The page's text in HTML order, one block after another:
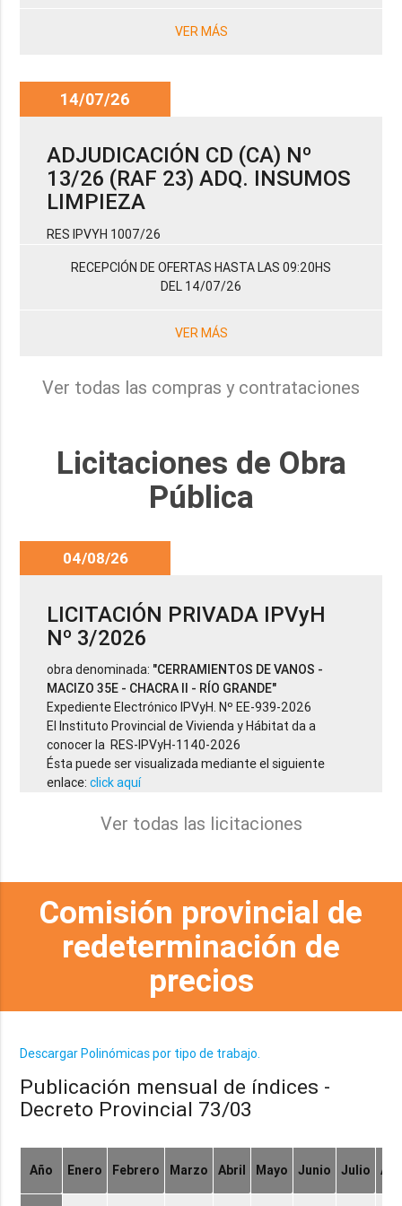
VER MÁS
14/07/26
ADJUDICACIÓN CD (CA) Nº
13/26 (RAF 23) ADQ. INSUMOS
LIMPIEZA
RES IPVYH 1007/26
RECEPCIÓN DE OFERTAS HASTA LAS 09:20HS
DEL 14/07/26
VER MÁS
Ver todas las compras y contrataciones
Licitaciones de Obra
Pública
04/08/26
LICITACIÓN PRIVADA IPVyH
Nº 3/2026
obra denominada: "CERRAMIENTOS DE VANOS -
MACIZO 35E - CHACRA II - RÍO GRANDE"
Expediente Electrónico IPVyH. Nº EE-939-2026
El Instituto Provincial de Vivienda y Hábitat da a
conocer la RES-IPVyH-1140-2026
Ésta puede ser visualizada mediante el siguiente
enlace:click aquí
Ver todas las licitaciones
Comisión provincial de
redeterminación de
precios
Descargar Polinómicas por tipo de trabajo.
Publicación mensual de índices -
Decreto Provincial 73/03
Año Enero Febrero Marzo Abril Mayo Junio Julio